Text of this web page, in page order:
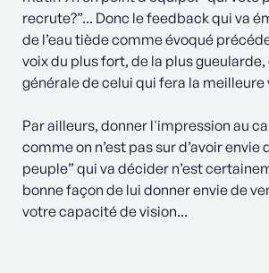
recrute?”... Donc le feedback qui va
de l’eau tiède comme évoqué
voix du plus fort, de la plus gueularde,
générale de celui qui fera la meilleure
Par ailleurs, donner l'impression au
comme on n’est pas sur d’avoir envie
peuple” qui va décider n’est
bonne façon de lui donner envie de
votre capacité de vision...